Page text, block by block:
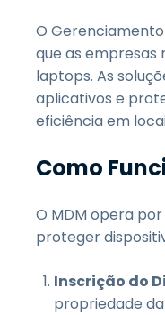
O
que as
laptops. As
aplicativos e
eficiência em
Como
O MDM opera
proteger
Inscrição do
propriedade